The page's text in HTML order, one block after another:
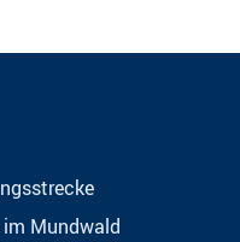
im Mundwald